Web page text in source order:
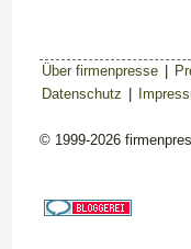
Über firmenpresse
Datenschutz
© 1999-2026